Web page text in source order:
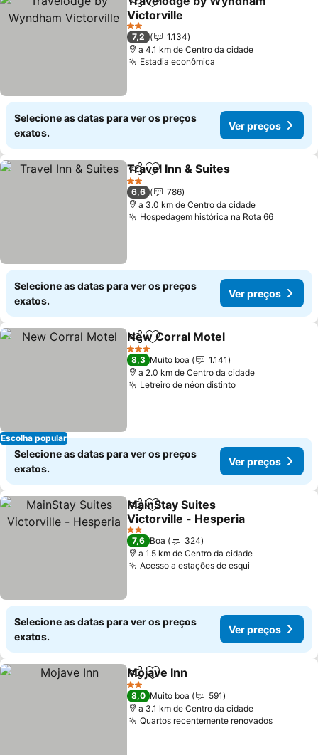
PartilharAdicionar aos favoritos
Victorville
Ver preços
2 Estrelas
7,2
1.134
a 4.1 km de Centro da cidade
Estadia econômica
Selecione as datas para ver os preços
exatos.
Ver preços
PartilharAdicionar aos favoritos
Travel Inn & Suites
2 Estrelas
6,6
786
a 3.0 km de Centro da cidade
Hospedagem histórica na Rota 66Ver
Selecione as datas para ver os preços
exatos.
Ver preços
Escolha popular
PartilharAdicionar aos favoritos
New Corral Motel
3 Estrelas
8,3 Muito boa
1.141
a 2.0 km de Centro da cidade
Letreiro de néon distintoVer preços
Selecione as datas para ver os preços
exatos.
Ver preços
PartilharAdicionar aos favoritos
MainStay Suites
Victorville - Hesperia
Ver preços
2 Estrelas
7,6 Boa
324
a 1.5 km de Centro da cidade
Acesso a estações de esqui
Selecione as datas para ver os preços
exatos.
Ver preços
PartilharAdicionar aos favoritos
Mojave Inn
2 Estrelas
8,0 Muito boa
591
a 3.1 km de Centro da cidade
Quartos recentemente renovadosVer